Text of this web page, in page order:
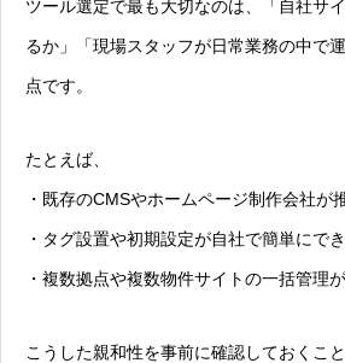
ツール選定で最も大切なのは、「自社サ
るか」「現場スタッフが日常業務の中で
点です。
たとえば、
・既存のCMSやホームページ制作会社が
・タグ設置や初期設定が自社で簡単にで
・複数拠点や複数物件サイトの一括管理
こうした親和性を事前に確認しておくこ